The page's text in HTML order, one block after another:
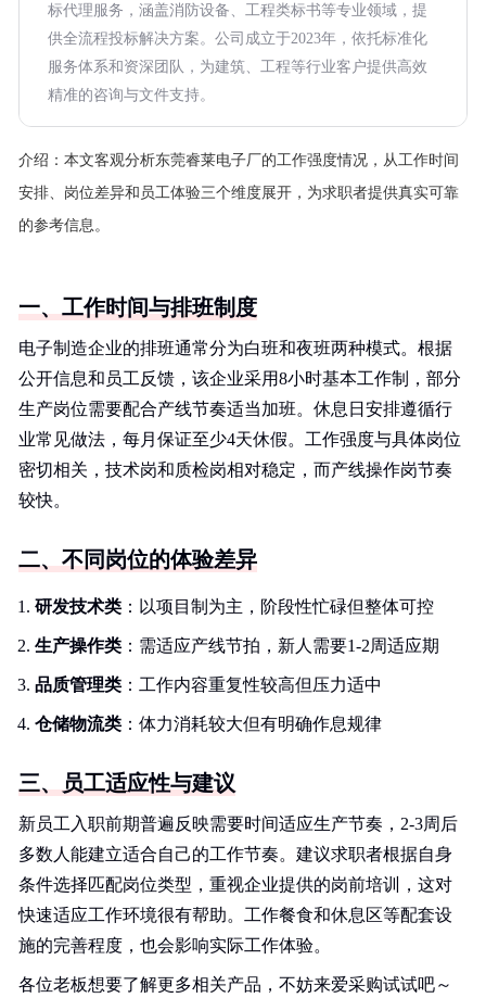
标代理服务，涵盖消防设备、工程类标书等专业领域，提
供全流程投标解决方案。公司成立于2023年，依托标准化
服务体系和资深团队，为建筑、工程等行业客户提供高效
精准的咨询与文件支持。
介绍： 本文客观分析东莞睿莱电子厂的工作强度情况，从工作时间
安排、岗位差异和员工体验三个维度展开，为求职者提供真实可靠
的参考信息。
一、工作时间与排班制度
电子制造企业的排班通常分为白班和夜班两种模式。根据
公开信息和员工反馈，该企业采用8小时基本工作制，部分
生产岗位需要配合产线节奏适当加班。休息日安排遵循行
业常见做法，每月保证至少4天休假。工作强度与具体岗位
密切相关，技术岗和质检岗相对稳定，而产线操作岗节奏
较快。
二、不同岗位的体验差异
研发技术类 ：以项目制为主，阶段性忙碌但整体可控
生产操作类 ：需适应产线节拍，新人需要1-2周适应期
品质管理类 ：工作内容重复性较高但压力适中
仓储物流类 ：体力消耗较大但有明确作息规律
三、员工适应性与建议
新员工入职前期普遍反映需要时间适应生产节奏，2-3周后
多数人能建立适合自己的工作节奏。建议求职者根据自身
条件选择匹配岗位类型，重视企业提供的岗前培训，这对
快速适应工作环境很有帮助。工作餐食和休息区等配套设
施的完善程度，也会影响实际工作体验。
各位老板想要了解更多相关产品，不妨来爱采购试试吧～